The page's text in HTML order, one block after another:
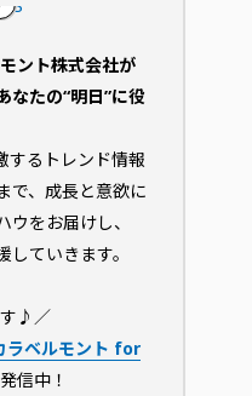
ント株式会社が
なたの“明日”に役
するトレンド情報
で、成長と意欲に
をお届けし、
ていきます。
す♪／
ラベルモント for
信中！